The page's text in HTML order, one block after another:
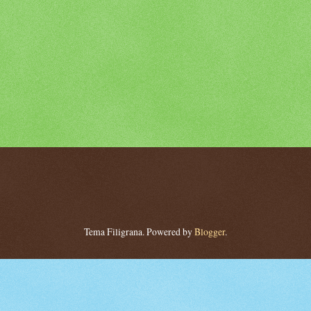
Tema Filigrana. Powered byBlogger.